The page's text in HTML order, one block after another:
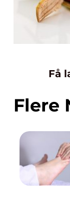
Få
Flere